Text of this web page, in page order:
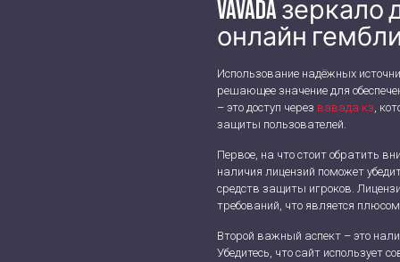
Vavada
онлайн
Использование надёжных
решающее значение для
– это доступ через вавада кз,
защиты пользователей.
Первое, на что стоит обратить
наличия лицензий поможет
средств защиты игроков.
требований, что является
Второй важный аспект – это
Убедитесь, что сайт